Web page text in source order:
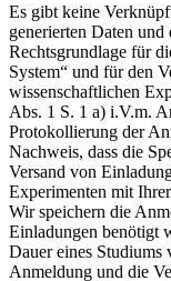
Es gibt keine
generierten Daten
Rechtsgrundlage für
System“ und für den
wissenschaftlichen
Abs. 1 S. 1 a) i.V.m.
Protokollierung der
Nachweis, dass die
Versand von
Experimenten mit
Wir speichern die
Einladungen benötigt
Dauer eines
Anmeldung und die